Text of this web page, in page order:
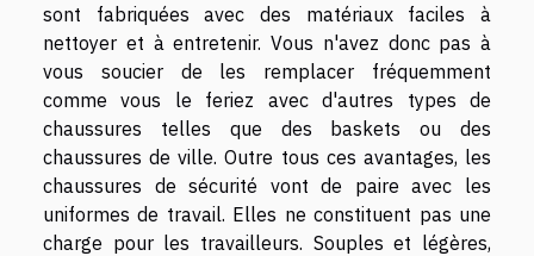
sont fabriquées avec des matériaux faciles à
nettoyer et à entretenir. Vous n'avez donc pas à
vous soucier de les remplacer fréquemment
comme vous le feriez avec d'autres types de
chaussures telles que des baskets ou des
chaussures de ville. Outre tous ces avantages, les
chaussures de sécurité vont de paire avec les
uniformes de travail. Elles ne constituent pas une
charge pour les travailleurs. Souples et légères,